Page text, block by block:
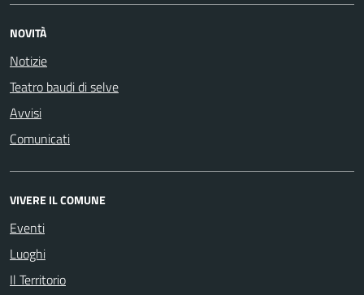
NOVITÀ
Notizie
Teatro baudi di selve
Avvisi
Comunicati
VIVERE IL COMUNE
Eventi
Luoghi
Il Territorio